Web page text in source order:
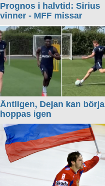
Prognos i halvtid: Sirius
vinner - MFF missar
Äntligen, Dejan kan börja
hoppas igen